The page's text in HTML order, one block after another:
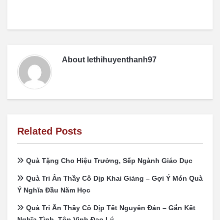
About lethihuyenthanh97
Related Posts
Quà Tặng Cho Hiệu Trưởng, Sếp Ngành Giáo Dục
Quà Tri Ân Thầy Cô Dịp Khai Giảng – Gợi Ý Món Quà
Ý Nghĩa Đầu Năm Học
Quà Tri Ân Thầy Cô Dịp Tết Nguyên Đán – Gắn Kết